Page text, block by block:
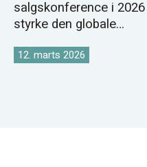
salgskonference i
styrke den globale
12. marts 2026